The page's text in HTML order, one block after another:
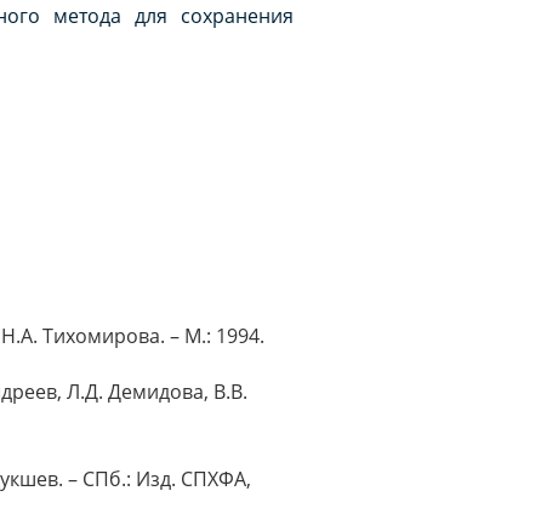
метода для сохранения
Тихомирова. – М.: 1994.
Л.Д. Демидова, В.В.
– СПб.: Изд. СПХФА,